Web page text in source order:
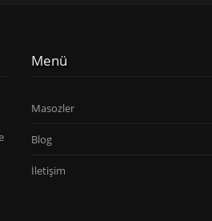
Menü
Masozler
Blog
İletişim